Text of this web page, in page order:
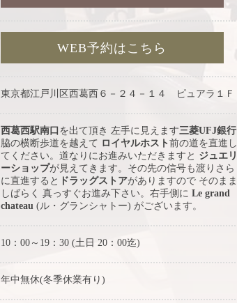
WEB予約はこちら
東京都江戸川区西葛西６－２４－１４ ピュアラ１Ｆ
西葛西駅南口 を出て頂き 左手に見えます三菱UFJ銀行
脇の横断歩道を越えて ロイヤルホスト 前の道を直進し
てください。道なりにお進みいただきますと ジュエリ
ーショップが見えてきます。その先の信号も渡りさら
に直進すると ドラッグストアがありますので そのまま
しばらく 真っすぐお進み下さい。右手側に Le grand
chateau (ル・グランシャトー) がございます。
10：00～19：30 (土日 20：00迄)
年中無休(冬季休業有り)